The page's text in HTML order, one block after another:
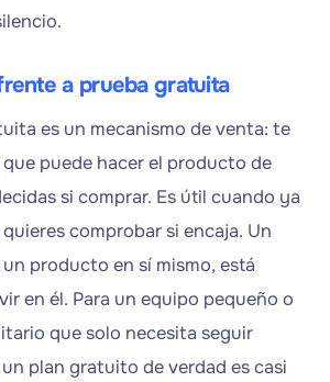
a prueba gratuita
es un mecanismo de venta: te
puede hacer el producto de
si comprar. Es útil cuando ya
comprobar si encaja. Un
producto en sí mismo, está
en él. Para un equipo pequeño o
que solo necesita seguir
plan gratuito de verdad es casi